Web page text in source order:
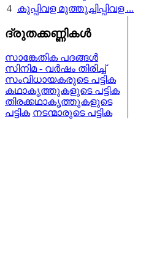
4 കുപ്പിവള മുത്തുച്ചിപ്പിവള ...
ദ്രുതക്കണ്ണികള്‍
സാങ്കേതിക പദങ്ങള്‍
സിനിമ - വര്‍ഷം തിരിച്ച്
സംവിധായകരുടെ പട്ടിക
കഥാകൃത്തുകളുടെ പട്ടിക
തിരക്കഥാകൃത്തുകളുടെ
പട്ടിക നടന്മാരുടെ പട്ടിക